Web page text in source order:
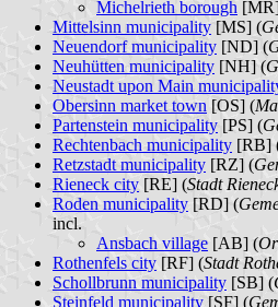
Michelrieth borough
Mittelsinn municipality [MS] (
Neuendorf municipality [ND] (
Neuhütten municipality [NH] (
Neustadt upon Main
Obersinn market town [OS] (
Partenstein municipality [PS] (
Rechtenbach municipality [RB]
Retzstadt municipality [RZ] (
Rieneck city [RE] (Stadt
Roden municipality [RD] (
incl.
Ansbach village [AB] (
Rothenfels city [RF] (Stadt
Schollbrunn municipality [SB] (
Steinfeld municipality [SF] (